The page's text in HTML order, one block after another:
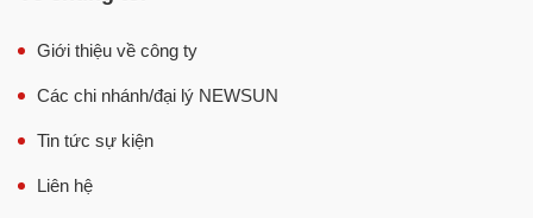
Máy xay giò chả đã được nghiên cứu thiết kế tối ưu nhất
tươi ngon, khi hấp chín sẽ dai ngon mà không bị bở.
Tiết kiệm thời gian và công sức
Với máy xay giò chả 0,5kg, bạn chỉ cần chuẩn bị nguyên
Giới thiệu về công ty
Các chi nhánh/đại lý NEWSUN
Tin tức sự kiện
Liên hệ